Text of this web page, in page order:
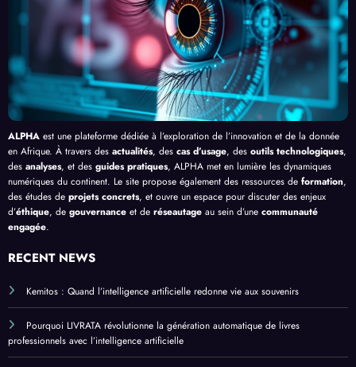
en
Afriq
ue
Bang
ui
ALPHA est une plateforme dédiée à l’exploration de l’innovation et de la donnée
en Afrique. À travers des actualités, des cas d’usage, des outils technologiques,
des analyses, et des guides pratiques, ALPHA met en lumière les dynamiques
numériques du continent. Le site propose également des ressources de formation,
des études de projets concrets, et ouvre un espace pour discuter des enjeux
d’éthique, de gouvernance et de réseautage au sein d’une communauté
engagée.
RECENT NEWS
Kemitos : Quand l’intelligence artificielle redonne vie aux souvenirs
Pourquoi LIVRATA révolutionne la génération automatique de livres
professionnels avec l’intelligence artificielle